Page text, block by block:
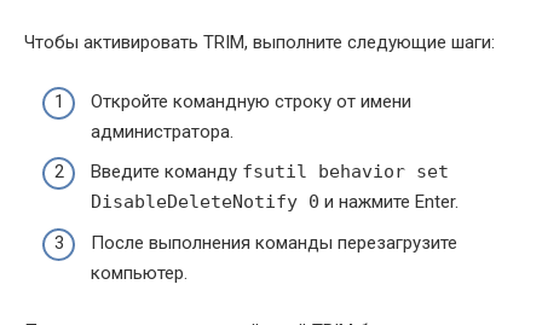
Чтобы активировать TRIM, выполните следующие шаги:
Откройте командную строку от имени
администратора.
Введите команду fsutil behavior set
DisableDeleteNotify 0 и нажмите Enter.
После выполнения команды перезагрузите
компьютер.